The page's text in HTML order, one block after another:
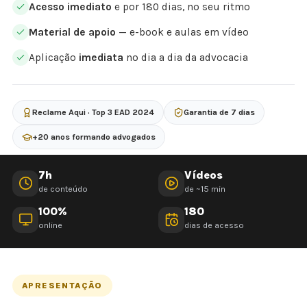
Acesso imediato e por 180 dias, no seu ritmo
Material de apoio — e-book e aulas em vídeo
Aplicação imediata no dia a dia da advocacia
Reclame Aqui · Top 3 EAD 2024 Garantia de 7 dias
+20 anos formando advogados
7h
de conteúdo
Vídeos
de ~15 min
100%
online
180
dias de acesso
APRESENTAÇÃO